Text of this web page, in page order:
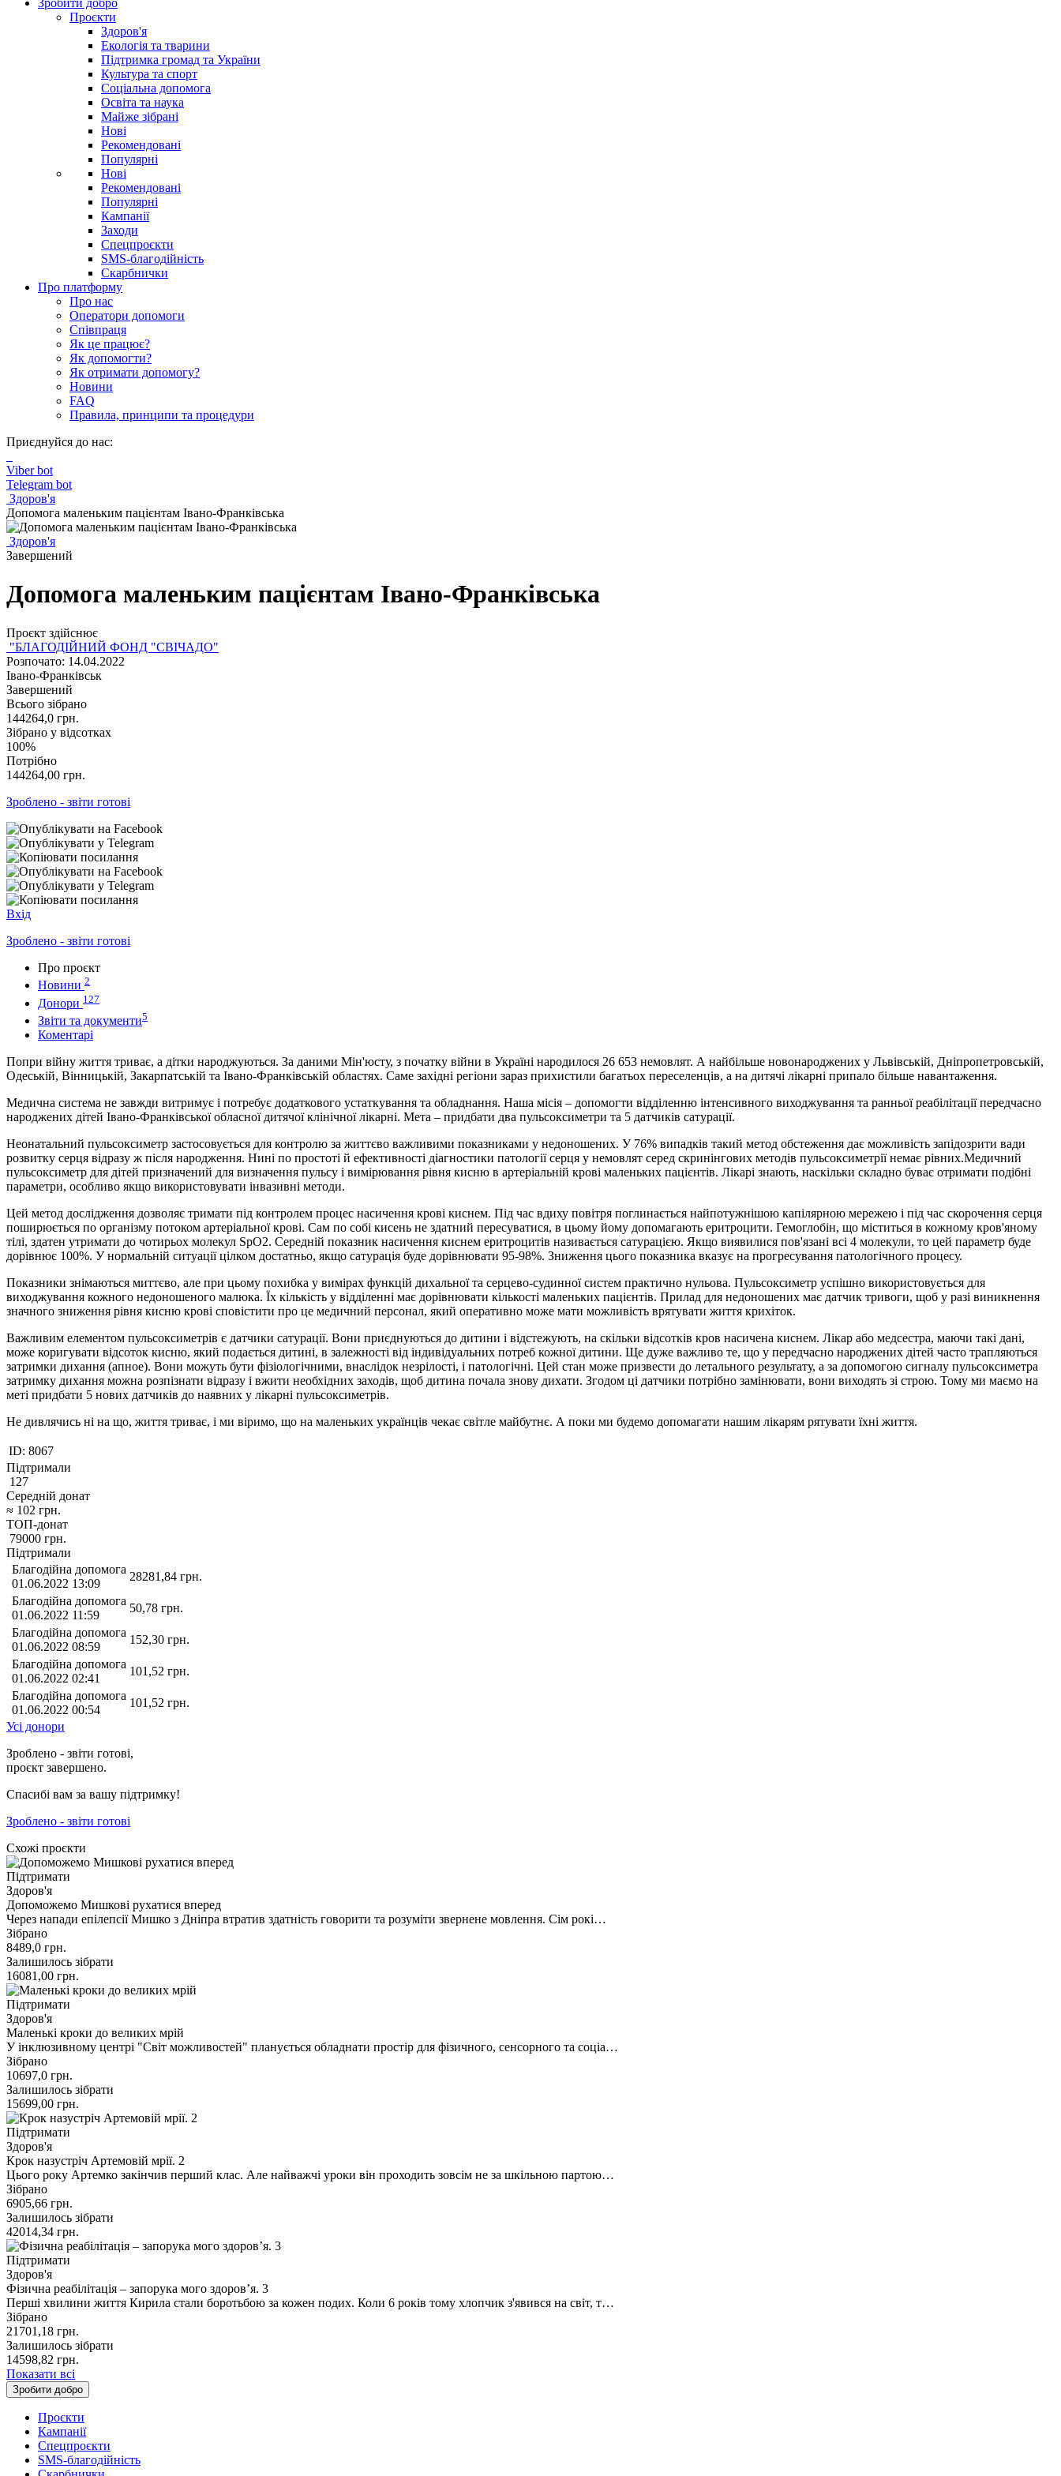
Зробити добро
Проєкти
Здоров'я
Екологія та тварини
Підтримка громад та України
Культура та спорт
Соціальна допомога
Освіта та наука
Майже зібрані
Нові
Рекомендовані
Популярні
Нові
Рекомендовані
Популярні
Кампанії
Заходи
Спецпроєкти
SMS-благодійність
Скарбнички
Про платформу
Про нас
Оператори допомоги
Співпраця
Як це працює?
Як допомогти?
Як отримати допомогу?
Новини
FAQ
Правила, принципи та процедури
Приєднуйся до нас:
Viber bot
Telegram bot
Здоров'я
Допомога маленьким пацієнтам Івано-Франківська
Здоров'я
Завершений
Допомога маленьким пацієнтам Івано-Франківська
Проєкт здійснює
"БЛАГОДІЙНИЙ ФОНД "СВІЧАДО"
Розпочато: 14.04.2022
Івано-Франківськ
Завершений
Всього зібрано
144264,0 грн.
Зібрано у відсотках
100%
Потрібно
144264,00 грн.
Зроблено - звіти готові
Вхід
Зроблено - звіти готові
Про проєкт
Новини 2
Донори 127
Звіти та документи5
Коментарі
Попри війну життя триває, а дітки народжуються. За даними Мін'юсту, з початку війни в Україні народилося 26 653 немовлят. А найбільше новонароджених у Львівській, Дніпропетровській,
Одеській, Вінницькій, Закарпатській та Івано-Франківській областях. Саме західні регіони зараз прихистили багатьох переселенців, а на дитячі лікарні припало більше навантаження.
Медична система не завжди витримує і потребує додаткового устаткування та обладнання. Наша місія – допомогти відділенню інтенсивного виходжування та ранньої реабілітації передчасно
народжених дітей Івано-Франківської обласної дитячої клінічної лікарні. Мета – придбати два пульсоксиметри та 5 датчиків сатурації.
Неонатальний пульсоксиметр застосовується для контролю за життєво важливими показниками у недоношених. У 76% випадків такий метод обстеження дає можливість запідозрити вади
розвитку серця відразу ж після народження. Нині по простоті й ефективності діагностики патології серця у немовлят серед скринінгових методів пульсоксиметрії немає рівних.Медичний
пульсоксиметр для дітей призначений для визначення пульсу і вимірювання рівня кисню в артеріальній крові маленьких пацієнтів. Лікарі знають, наскільки складно буває отримати подібні
параметри, особливо якщо використовувати інвазивні методи.
Цей метод дослідження дозволяє тримати під контролем процес насичення крові киснем. Під час вдиху повітря поглинається найпотужнішою капілярною мережею і під час скорочення серця
поширюється по організму потоком артеріальної крові. Сам по собі кисень не здатний пересуватися, в цьому йому допомагають еритроцити. Гемоглобін, що міститься в кожному кров'яному
тілі, здатен утримати до чотирьох молекул SpO2. Середній показник насичення киснем еритроцитів називається сатурацією. Якщо виявилися пов'язані всі 4 молекули, то цей параметр буде
дорівнює 100%. У нормальній ситуації цілком достатньо, якщо сатурація буде дорівнювати 95-98%. Зниження цього показника вказує на прогресування патологічного процесу.
Показники знімаються миттєво, але при цьому похибка у вимірах функцій дихальної та серцево-судинної систем практично нульова. Пульсоксиметр успішно використовується для
виходжування кожного недоношеного малюка. Їх кількість у відділенні має дорівнювати кількості маленьких пацієнтів. Прилад для недоношених має датчик тривоги, щоб у разі виникнення
значного зниження рівня кисню крові сповістити про це медичний персонал, який оперативно може мати можливість врятувати життя крихіток.
Важливим елементом пульсоксиметрів є датчики сатурації. Вони приєднуються до дитини і відстежують, на скільки відсотків кров насичена киснем. Лікар або медсестра, маючи такі дані,
може коригувати відсоток кисню, який подається дитині, в залежності від індивідуальних потреб кожної дитини. Ще дуже важливо те, що у передчасно народжених дітей часто трапляються
затримки дихання (апное). Вони можуть бути фізіологічними, внаслідок незрілості, і патологічні. Цей стан може призвести до летального результату, а за допомогою сигналу пульсоксиметра
затримку дихання можна розпізнати відразу і вжити необхідних заходів, щоб дитина почала знову дихати. Згодом ці датчики потрібно замінювати, вони виходять зі строю. Тому ми маємо на
меті придбати 5 нових датчиків до наявних у лікарні пульсоксиметрів.
Не дивлячись ні на що, життя триває, і ми віримо, що на маленьких українців чекає світле майбутнє. А поки ми будемо допомагати нашим лікарям рятувати їхні життя.
ID: 8067
Підтримали
127
Середній донат
≈ 102 грн.
ТОП-донат
79000 грн.
Підтримали
Благодійна допомога
01.06.2022 13:09
28281,84 грн.
Благодійна допомога
01.06.2022 11:59
50,78 грн.
Благодійна допомога
01.06.2022 08:59
152,30 грн.
Благодійна допомога
01.06.2022 02:41
101,52 грн.
Благодійна допомога
01.06.2022 00:54
101,52 грн.
Усі донори
Зроблено - звіти готові,
проєкт завершено.
Спасибі вам за вашу підтримку!
Зроблено - звіти готові
Схожі проєкти
Підтримати
Здоров'я
Допоможемо Мишкові рухатися вперед
Через напади епілепсії Мишко з Дніпра втратив здатність говорити та розуміти звернене мовлення. Сім рокі…
Зібрано
8489,0 грн.
Залишилось зібрати
16081,00 грн.
Підтримати
Здоров'я
Маленькі кроки до великих мрій
У інклюзивному центрі "Світ можливостей" планується обладнати простір для фізичного, сенсорного та соціа…
Зібрано
10697,0 грн.
Залишилось зібрати
15699,00 грн.
Підтримати
Здоров'я
Крок назустріч Артемовій мрії. 2
Цього року Артемко закінчив перший клас. Але найважчі уроки він проходить зовсім не за шкільною партою…
Зібрано
6905,66 грн.
Залишилось зібрати
42014,34 грн.
Підтримати
Здоров'я
Фізична реабілітація – запорука мого здоровʼя. 3
Перші хвилини життя Кирила стали боротьбою за кожен подих. Коли 6 років тому хлопчик з'явився на світ, т…
Зібрано
21701,18 грн.
Залишилось зібрати
14598,82 грн.
Показати всі
Зробити добро
Проєкти
Кампанії
Спецпроєкти
SMS-благодійність